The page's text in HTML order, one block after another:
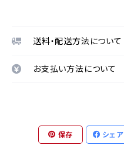
送料・配送方法について
お支払い方法について
保存 シェア